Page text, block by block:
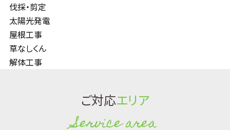
伐採・剪定
太陽光発電
屋根工事
草なしくん
解体工事
ご対応エリア
Service area